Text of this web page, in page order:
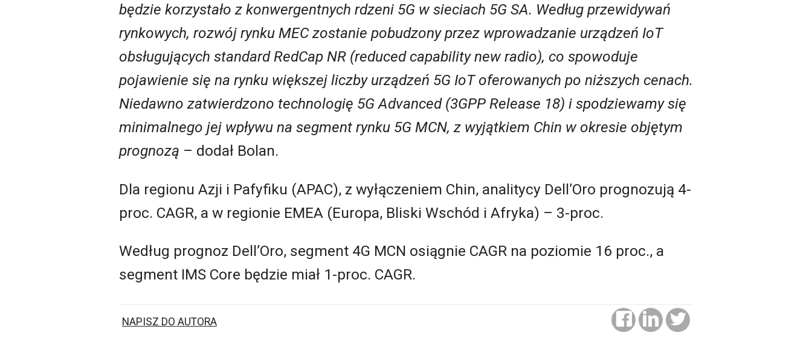
będzie korzystało z konwergentnych rdzeni 5G w sieciach 5G SA. Według przewidywań
rynkowych, rozwój rynku MEC zostanie pobudzony przez wprowadzanie urządzeń IoT
obsługujących standard RedCap NR (reduced capability new radio), co spowoduje
pojawienie się na rynku większej liczby urządzeń 5G IoT oferowanych po niższych cenach.
Niedawno zatwierdzono technologię 5G Advanced (3GPP Release 18) i spodziewamy się
minimalnego jej wpływu na segment rynku 5G MCN, z wyjątkiem Chin w okresie objętym
prognozą – dodał Bolan.
Dla regionu Azji i Pafyfiku (APAC), z wyłączeniem Chin, analitycy Dell’Oro prognozują 4-
proc. CAGR, a w regionie EMEA (Europa, Bliski Wschód i Afryka) – 3-proc.
Według prognoz Dell’Oro, segment 4G MCN osiągnie CAGR na poziomie 16 proc., a
segment IMS Core będzie miał 1-proc. CAGR.
NAPISZ DO AUTORA